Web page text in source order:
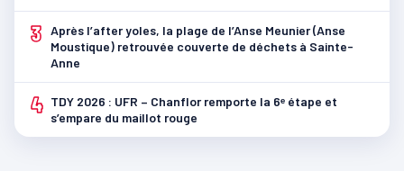
3 Après l’after yoles, la plage de l’Anse Meunier (Anse
Moustique) retrouvée couverte de déchets à Sainte-
Anne
4 TDY 2026 : UFR – Chanflor remporte la 6ᵉ étape et
s’empare du maillot rouge